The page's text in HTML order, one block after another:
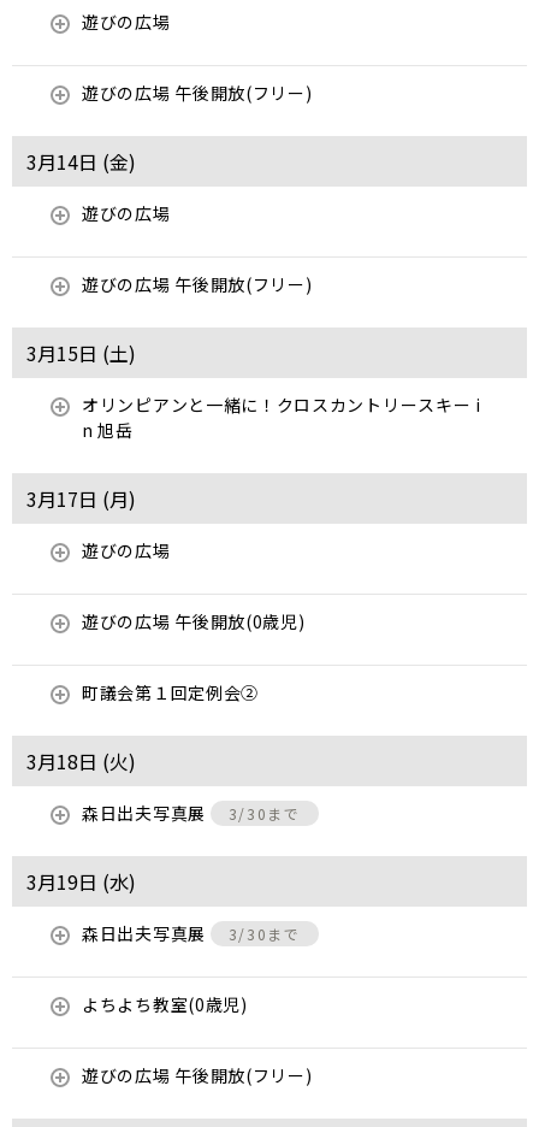
遊びの広場
遊びの広場 午後開放(フリー)
3月14日 (金)
遊びの広場
遊びの広場 午後開放(フリー)
3月15日 (土)
オリンピアンと一緒に！クロスカントリースキー i
n 旭岳
3月17日 (月)
遊びの広場
遊びの広場 午後開放(0歳児)
町議会第１回定例会②
3月18日 (火)
森日出夫写真展 3/30まで
3月19日 (水)
森日出夫写真展 3/30まで
よちよち教室(0歳児)
遊びの広場 午後開放(フリー)